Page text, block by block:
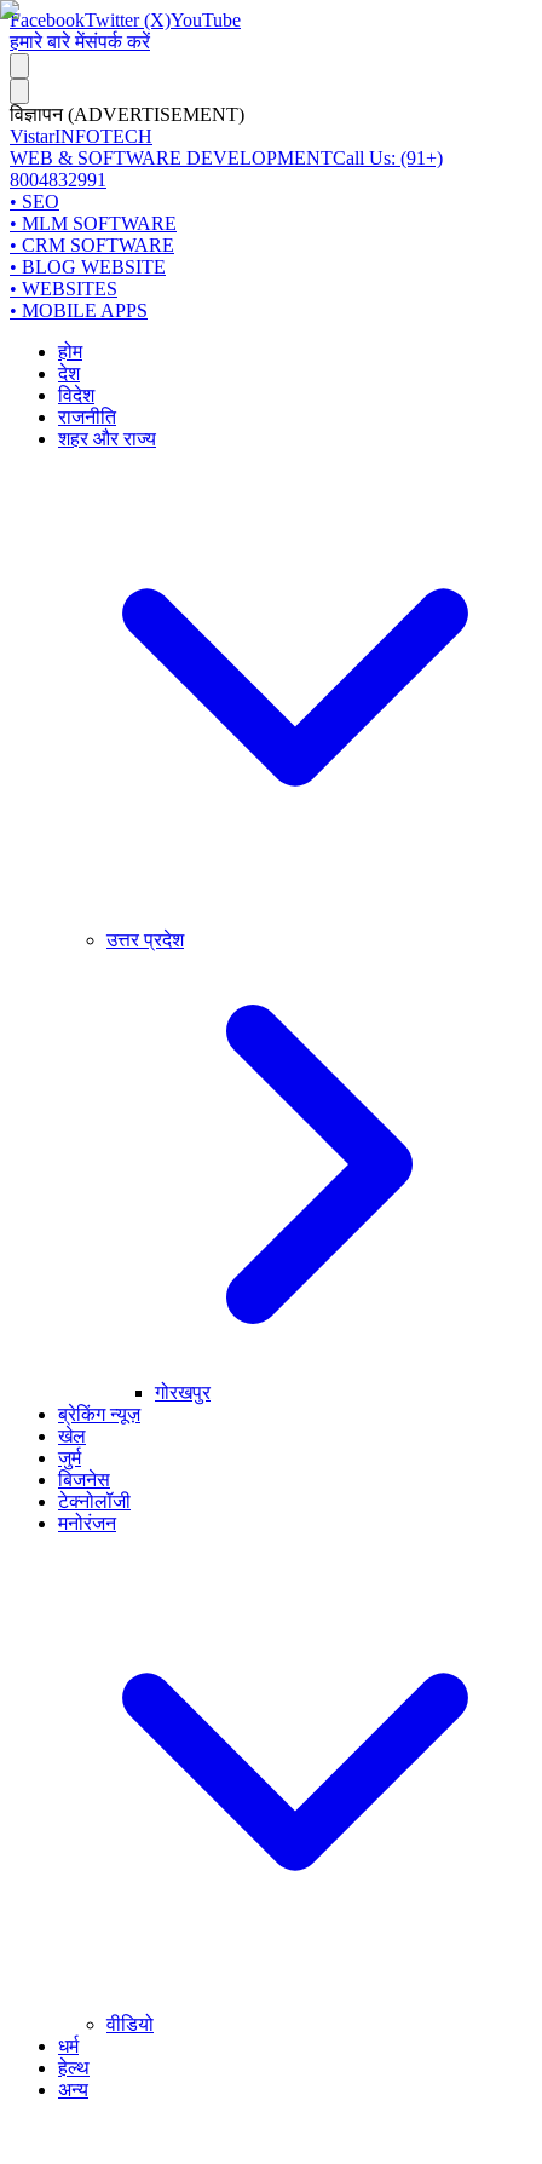
FacebookTwitter (X)YouTube
हमारे बारे मेंसंपर्क करें
विज्ञापन (ADVERTISEMENT)
VistarINFOTECH
WEB & SOFTWARE DEVELOPMENTCall Us: (91+)
8004832991
• SEO
• MLM SOFTWARE
• CRM SOFTWARE
• BLOG WEBSITE
• WEBSITES
• MOBILE APPS
होम
देश
विदेश
राजनीति
शहर और राज्य
उत्तर प्रदेश
गोरखपुर
ब्रेकिंग न्यूज़
खेल
जुर्म
बिजनेस
टेक्नोलॉजी
मनोरंजन
वीडियो
धर्म
हेल्थ
अन्य